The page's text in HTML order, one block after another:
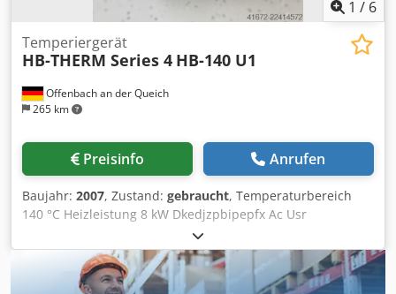
1 / 6
Offenbach an der Queich
265 km
Temperiergerät
HB-THERM Series 4 HB-140 U1
Preisinfo Anrufen
Baujahr: 2007, Zustand: gebraucht, Temperaturbereich
140 °C Heizleistung 8 kW Dkedjzpbipepfx Ac Usr
Kühlleistung 30 kW Abmessung L-B-H 0,70x0,20x0,50 mm
Maschinengewicht ca. 48 kg HB-Therm HB-140 U1 Serie 4
Temperiergerät – Wasser bis 140 °C --> Definition und